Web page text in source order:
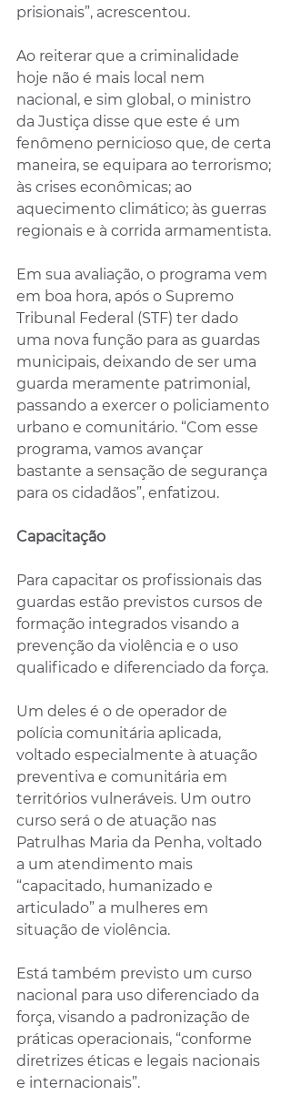
prisionais”, acrescentou.
Ao reiterar que a criminalidade
hoje não é mais local nem
nacional, e sim global, o ministro
da Justiça disse que este é um
fenômeno pernicioso que, de certa
maneira, se equipara ao terrorismo;
às crises econômicas; ao
aquecimento climático; às guerras
regionais e à corrida armamentista.
Em sua avaliação, o programa vem
em boa hora, após o Supremo
Tribunal Federal (STF) ter dado
uma nova função para as guardas
municipais, deixando de ser uma
guarda meramente patrimonial,
passando a exercer o policiamento
urbano e comunitário. “Com esse
programa, vamos avançar
bastante a sensação de segurança
para os cidadãos”, enfatizou.
Capacitação
Para capacitar os profissionais das
guardas estão previstos cursos de
formação integrados visando a
prevenção da violência e o uso
qualificado e diferenciado da força.
Um deles é o de operador de
polícia comunitária aplicada,
voltado especialmente à atuação
preventiva e comunitária em
territórios vulneráveis. Um outro
curso será o de atuação nas
Patrulhas Maria da Penha, voltado
a um atendimento mais
“capacitado, humanizado e
articulado” a mulheres em
situação de violência.
Está também previsto um curso
nacional para uso diferenciado da
força, visando a padronização de
práticas operacionais, “conforme
diretrizes éticas e legais nacionais
e internacionais”.